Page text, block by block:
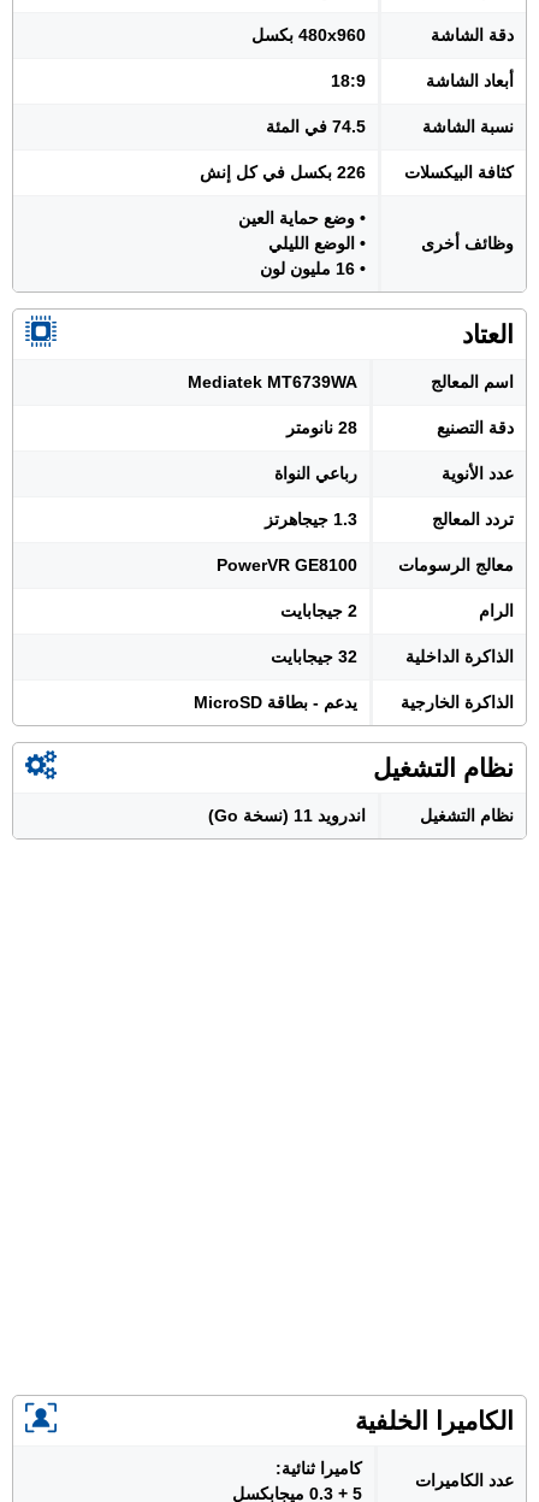
دقة الشاشة 480x960 بكسل
أبعاد الشاشة 18:9
نسبة الشاشة 74.5 في المئة
كثافة البيكسلات 226 بكسل في كل إنش
وظائف أخرى
• وضع حماية العين
• الوضع الليلي
• 16 مليون لون
العتاد
اسم المعالج Mediatek MT6739WA
دقة التصنيع 28 نانومتر
عدد الأنوية رباعي النواة
تردد المعالج 1.3 جيجاهرتز
معالج الرسومات PowerVR GE8100
الرام 2 جيجابايت
الذاكرة الداخلية 32 جيجابايت
الذاكرة الخارجية يدعم - بطاقة MicroSD
نظام التشغيل
نظام التشغيل اندرويد 11 (نسخة Go)
الكاميرا الخلفية
عدد الكاميرات
كاميرا ثنائية:
5 + 0.3 ميجابكسل